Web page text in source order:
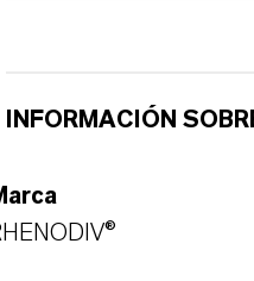
INFORMACIÓN